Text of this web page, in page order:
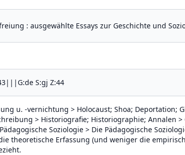
: ausgewählte Essays zur Geschichte und
S:gj Z:44
u. -vernichtung > Holocaust; Shoa; Deportation;
> Historiografie; Historiographie; Annalen
Soziologie > Die Pädagogische
theoretische Erfassung (und weniger die